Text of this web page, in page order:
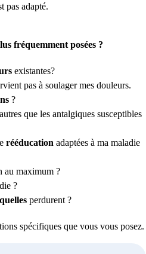
pas adapté.
fréquemment posées ?
existantes?
pas à soulager mes douleurs.
?
autres que les antalgiques susceptibles
rééducation adaptées à ma maladie
au maximum ?
?
perdurent ?
spécifiques que vous vous posez.